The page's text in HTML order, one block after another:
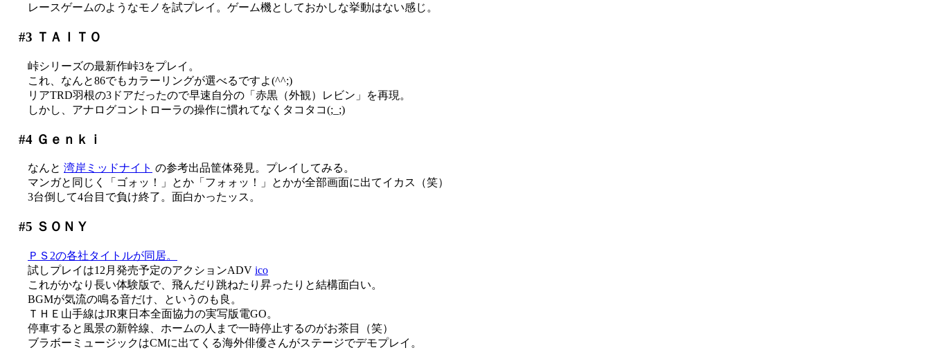
レースゲームのようなモノを試プレイ。ゲーム機としておかしな挙動はない感じ。
#3 ＴＡＩＴＯ
峠シリーズの最新作峠3をプレイ。
これ、なんと86でもカラーリングが選べるですよ(^^;)
リアTRD羽根の3ドアだったので早速自分の「赤黒（外観）レビン」を再現。
しかし、アナログコントローラの操作に慣れてなくタコタコ(;_;)
#4Ｇｅｎｋｉ
なんと 湾岸ミッドナイト の参考出品筐体発見。プレイしてみる。
マンガと同じく「ゴォッ！」とか「フォォッ！」とかが全部画面に出てイカス（笑）
3台倒して4台目で負け終了。面白かったッス。
#5 ＳＯＮＹ
ＰＳ2の各社タイトルが同居。
試しプレイは12月発売予定のアクションADV ico
これがかなり長い体験版で、飛んだり跳ねたり昇ったりと結構面白い。
BGMが気流の鳴る音だけ、というのも良。
ＴＨＥ山手線はJR東日本全面協力の実写版電GO。
停車すると風景の新幹線、ホームの人まで一時停止するのがお茶目（笑）
ブラボーミュージックはCMに出てくる海外俳優さんがステージでデモプレイ。